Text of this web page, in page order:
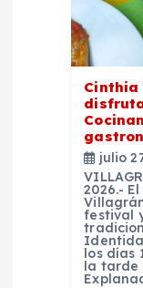
julio
2026.-
festival
los días
la tarde